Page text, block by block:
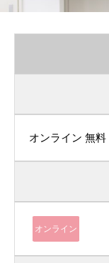
オンライン 無料
オンライン